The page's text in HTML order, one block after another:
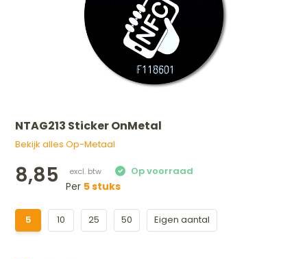
NTAG213 Sticker OnMetal
Bekijk alles Op-Metaal
8,85 Per 5 stuks
5 10 25 50 Eigen aantal